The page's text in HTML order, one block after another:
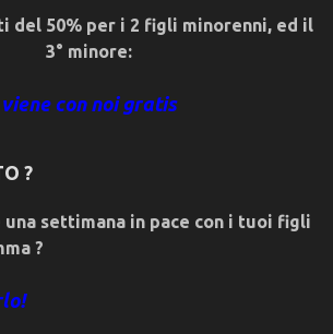
del 50% per i 2 figli minorenni, ed il
3° minore:
viene con noi gratis
?
settimana in pace con i tuoi figli
?